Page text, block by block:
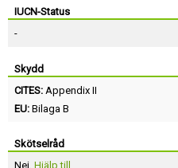
IUCN-Status
-
Skydd
CITES: Appendix II
EU: Bilaga B
Skötselråd
Nej, Hjälp till